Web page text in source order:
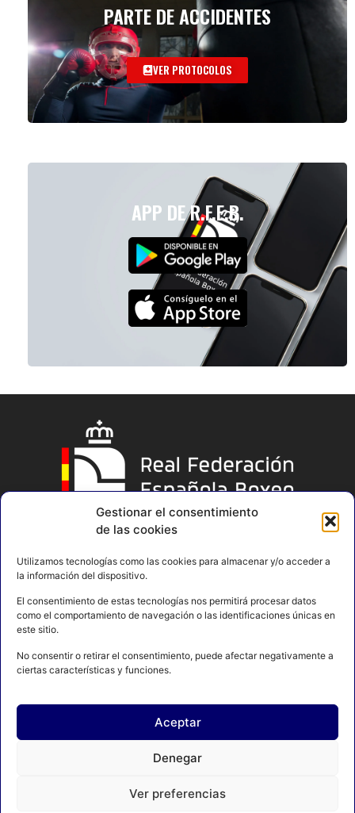
Gestionar el consentimiento
de las cookies
Utilizamos tecnologías como las cookies para almacenar y/o acceder a
la información del dispositivo.
El consentimiento de estas tecnologías nos permitirá procesar datos
como el comportamiento de navegación o las identificaciones únicas en
este sitio.
No consentir o retirar el consentimiento, puede afectar negativamente a
ciertas características y funciones.
Aceptar
Denegar
Ver preferencias
PARTE DE ACCIDENTES
VER PROTOCOLOS
APP DE R.F.E.B.
AVISO LEGAL
POLÍTICA DE PRIVACIDAD